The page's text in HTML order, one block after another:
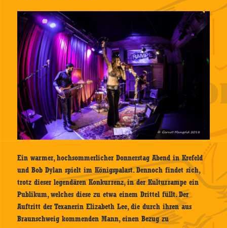
Ein warmer, hochsommerlicher Donnerstag Abend in Krefeld
und Bob Dylan spielt im Königspalast. Dennoch findet sich,
trotz dieser legendären Konkurrenz, in der Kulturrampe ein
Publikum, welches diese zu etwa einem Drittel füllt. Der
Auftritt der Texanerin Elizabeth Lee, die durch ihren aus
Braunschweig kommenden Mann, einen Bezug zu